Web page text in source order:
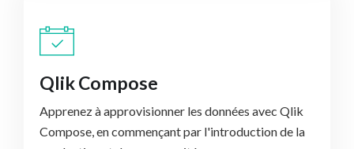
Qlik Compose
Apprenez à approvisionner les données avec Qlik
Compose, en commençant par l'introduction de la